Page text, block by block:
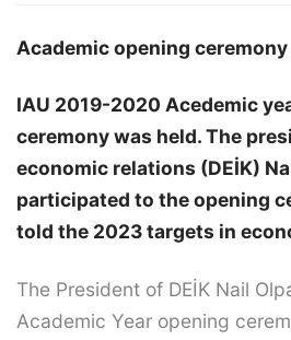
Academic opening
IAU 2019-2020 Acedemic
ceremony was held. The
economic relations (DEİK)
participated to the opening
told the 2023 targets in
The President of DEİK Nail
Academic Year opening